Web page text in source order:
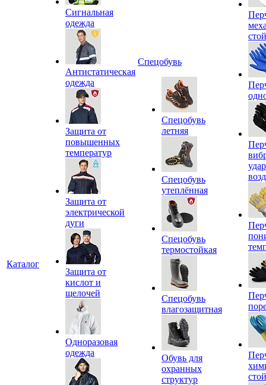
Каталог
Сигнальная
одежда
Антистатическая
одежда
Защита от
повышенных
температур
Защита от
электрической
дуги
Защита от
кислот и
щелочей
Одноразовая
одежда
Спецобувь
Спецобувь
летняя
Спецобувь
утеплённая
Спецобувь
термостойкая
Спецобувь
влагозащитная
Обувь для
охранных
структур